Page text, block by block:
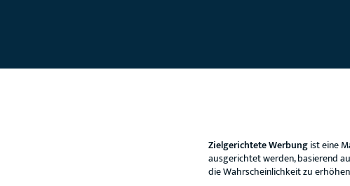
Zielgerichtete Werbungist eine
ausgerichtet werden, basierend
die Wahrscheinlichkeit zu